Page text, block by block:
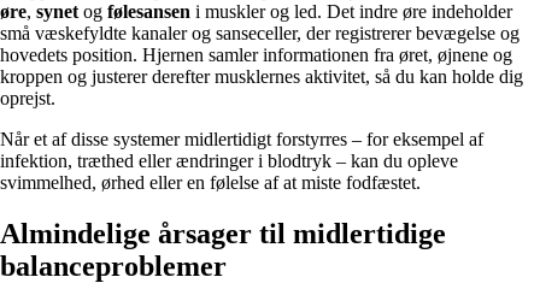
øre, synet og følesansen i muskler og led. Det indre øre indeholder
små væskefyldte kanaler og sanseceller, der registrerer bevægelse og
hovedets position. Hjernen samler informationen fra øret, øjnene og
kroppen og justerer derefter musklernes aktivitet, så du kan holde dig
oprejst.
Når et af disse systemer midlertidigt forstyrres – for eksempel af
infektion, træthed eller ændringer i blodtryk – kan du opleve
svimmelhed, ørhed eller en følelse af at miste fodfæstet.
Almindelige årsager til midlertidige
balanceproblemer